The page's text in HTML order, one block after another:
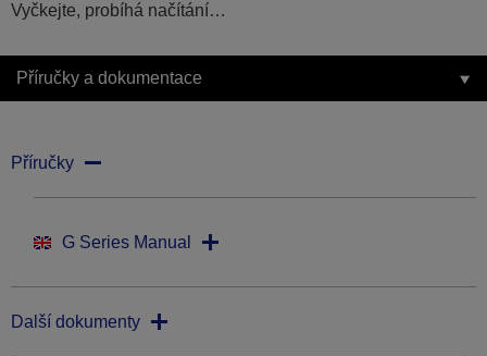
Vyčkejte, probíhá načítání…
Příručky a dokumentace
Příručky
G Series Manual
Další dokumenty